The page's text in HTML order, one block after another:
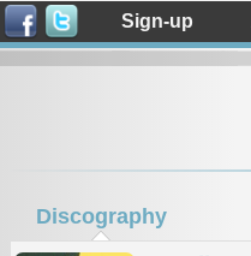
Sign-up
Discography